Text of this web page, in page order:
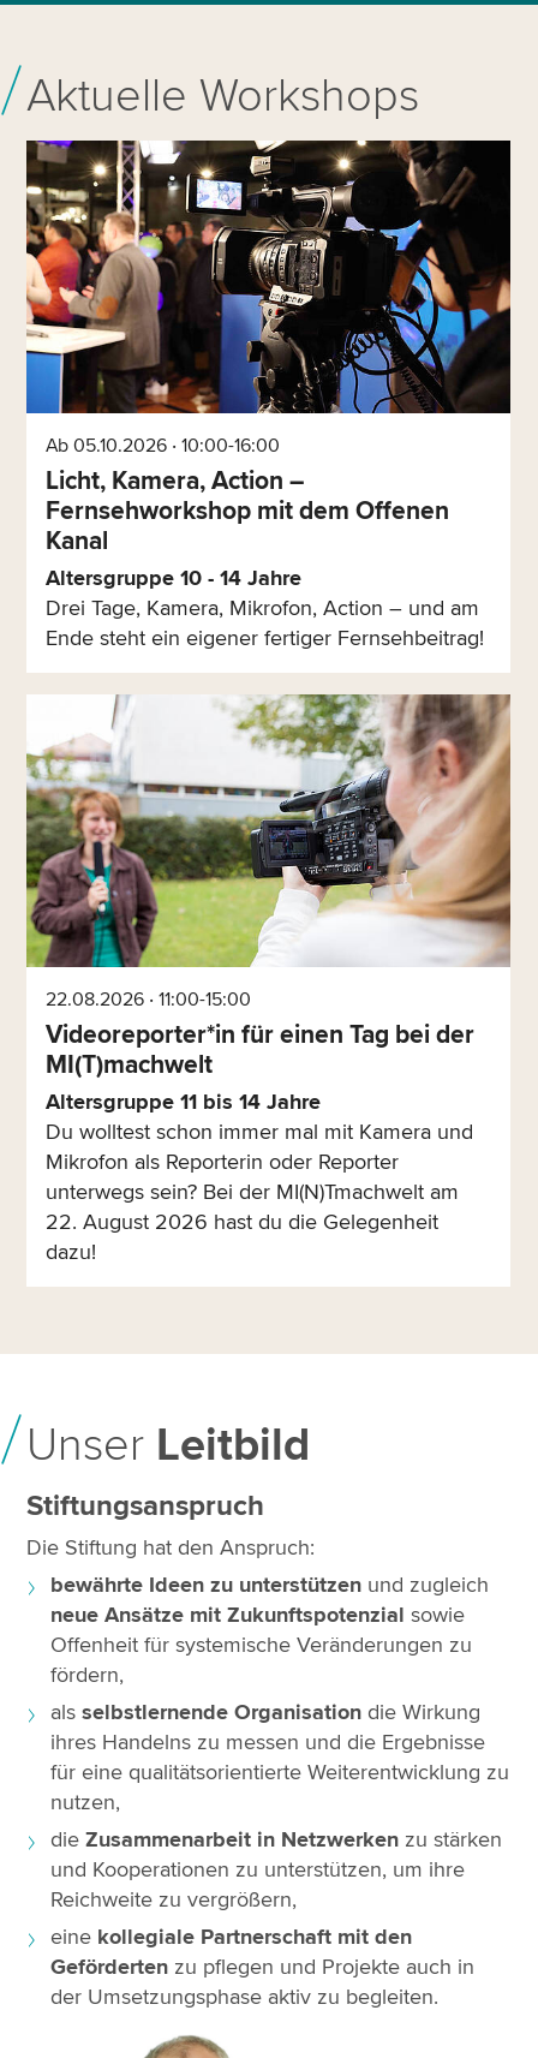
Aktuelle Workshops
Ab 05.10.2026 ‧ 10:00-16:00
Licht, Kamera, Action –
Fernsehworkshop mit dem Offenen
Kanal
Altersgruppe 10 - 14 Jahre
Drei Tage, Kamera, Mikrofon, Action – und am
Ende steht ein eigener fertiger Fernsehbeitrag!
22.08.2026 ‧ 11:00-15:00
Videoreporter*in für einen Tag bei der
MI(T)machwelt
Altersgruppe 11 bis 14 Jahre
Du wolltest schon immer mal mit Kamera und
Mikrofon als Reporterin oder Reporter
unterwegs sein? Bei der MI(N)Tmachwelt am
22. August 2026 hast du die Gelegenheit
dazu!
Unser Leitbild
Stiftungsanspruch
Die Stiftung hat den Anspruch:
bewährte Ideen zu unterstützen und zugleich
neue Ansätze mit Zukunftspotenzial sowie
Offenheit für systemische Veränderungen zu
fördern,
alsselbstlernende Organisation die Wirkung
ihres Handelns zu messen und die Ergebnisse
für eine qualitätsorientierte Weiterentwicklung zu
nutzen,
dieZusammenarbeit in Netzwerken zu stärken
und Kooperationen zu unterstützen, um ihre
Reichweite zu vergrößern,
eine kollegiale Partnerschaft mit den
Geförderten zu pflegen und Projekte auch in
der Umsetzungsphase aktiv zu begleiten.